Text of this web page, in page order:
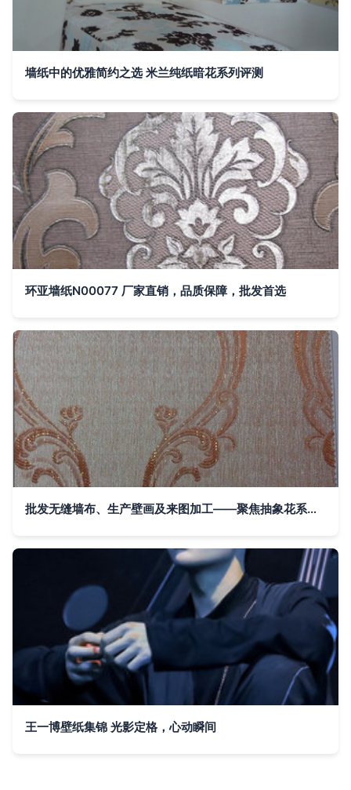
墙纸中的优雅简约之选 米兰纯纸暗花系列评测
环亚墙纸N00077 厂家直销，品质保障，批发首选
批发无缝墙布、生产壁画及来图加工——聚焦抽象花系列B0104
王一博壁纸集锦 光影定格，心动瞬间